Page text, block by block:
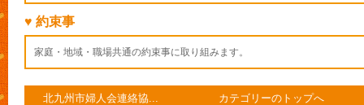
♥ 約束事
家庭・地域・職場共通の約束事に取り組みます。
北九州市婦人会連絡協... カテゴリーのトップへ